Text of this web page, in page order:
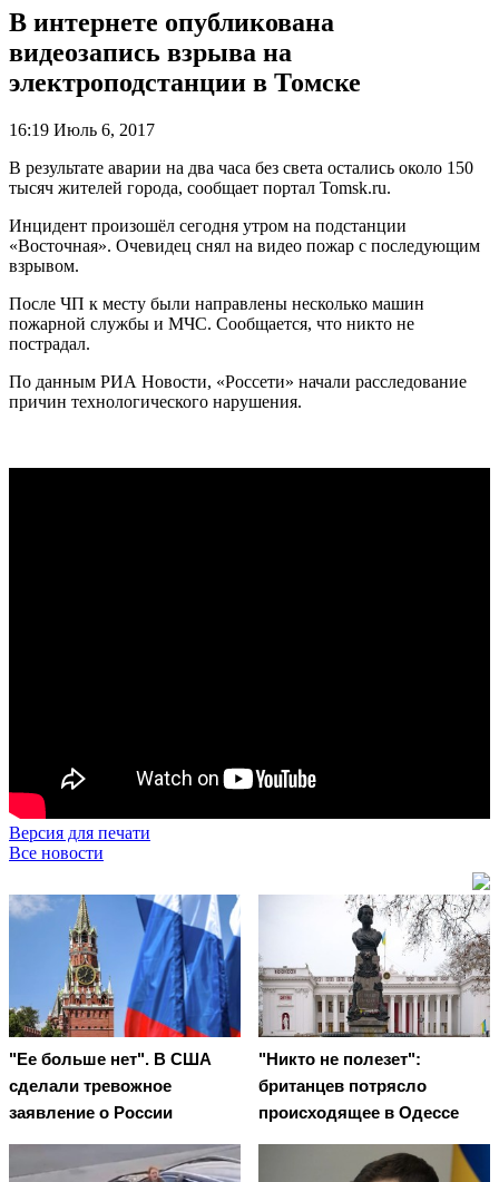
В интернете опубликована
видеозапись взрыва на
электроподстанции в Томске
16:19 Июль 6, 2017
В результате аварии на два часа без света остались около 150
тысяч жителей города, сообщает портал Tomsk.ru.
Инцидент произошёл сегодня утром на подстанции
«Восточная». Очевидец снял на видео пожар с последующим
взрывом.
После ЧП к месту были направлены несколько машин
пожарной службы и МЧС. Сообщается, что никто не
пострадал.
По данным РИА Новости, «Россети» начали расследование
причин технологического нарушения.
Версия для печати
Все новости
"Ее больше нет". В США
сделали тревожное
заявление о России
"Никто не полезет":
британцев потрясло
происходящее в Одессе